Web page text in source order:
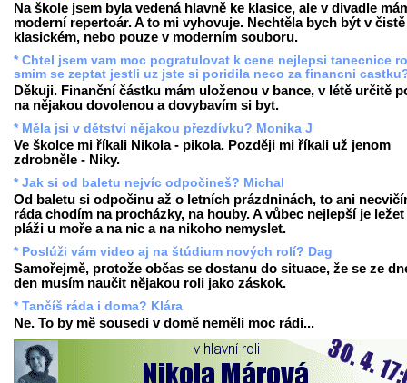
Na škole jsem byla vedená hlavně ke klasice, ale v divadle
moderní repertoár. A to mi vyhovuje. Nechtěla bych být v čistě
klasickém, nebo pouze v moderním souboru.
* Chtel jsem vam moc pogratulovat k cene nejlepsi tanecnice
smim se zeptat jestli uz jste si poridila neco za financni
Děkuji. Finanční částku mám uloženou v bance, v létě určitě
na nějakou dovolenou a dovybavím si byt.
* Měla jsi v dětství nějakou přezdívku? Monika J
Ve školce mi říkali Nikola - pikola. Později mi říkali už jenom
zdrobněle - Niky.
* Jak si od baletu nejvíc odpočineš? Michal
Od baletu si odpočinu až o letních prázdninách, to ani
ráda chodím na procházky, na houby. A vůbec nejlepší je ležet
pláži u moře a na nic a na nikoho nemyslet.
* Poslúži vám video aj na štúdium nových rolí? Dag
Samořejmě, protože občas se dostanu do situace, že se ze
den musím naučit nějakou roli jako záskok.
* Tančíš ráda i doma? Klára
Ne. To by mě sousedi v domě neměli moc rádi...